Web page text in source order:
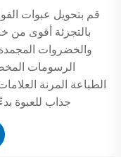
قم بتحويل عبوات
بالتجزئة أقوى من
الرسومات
الطباعة المرنة
جذاب للعبوة